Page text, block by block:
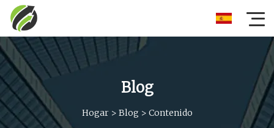
Blog
Hogar> Blog > Contenido